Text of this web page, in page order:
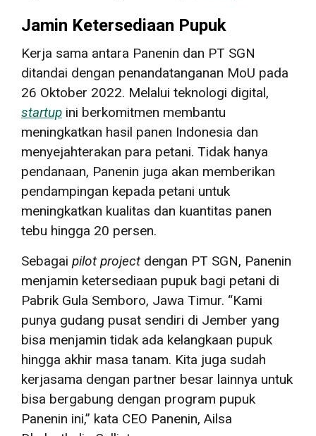
Jamin Ketersediaan Pupuk
Kerja sama antara Panenin dan PT SGN
ditandai dengan penandatanganan MoU pada
26 Oktober 2022. Melalui teknologi digital,
startup ini berkomitmen membantu
meningkatkan hasil panen Indonesia dan
menyejahterakan para petani. Tidak hanya
pendanaan, Panenin juga akan memberikan
pendampingan kepada petani untuk
meningkatkan kualitas dan kuantitas panen
tebu hingga 20 persen.
Sebagai pilot project dengan PT SGN, Panenin
menjamin ketersediaan pupuk bagi petani di
Pabrik Gula Semboro, Jawa Timur. “Kami
punya gudang pusat sendiri di Jember yang
bisa menjamin tidak ada kelangkaan pupuk
hingga akhir masa tanam. Kita juga sudah
kerjasama dengan partner besar lainnya untuk
bisa bergabung dengan program pupuk
Panenin ini,” kata CEO Panenin, Ailsa